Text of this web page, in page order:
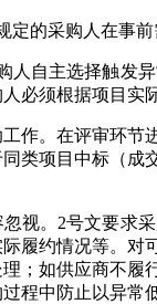
定的采购人在事
人自主选择触发
必须根据项目实
作。在评审环节
类项目中标（成
视。2号文要求
履约情况等。对
；如供应商不履
程中防止以异常